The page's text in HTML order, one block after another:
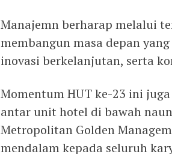
Manajemn berharap melalui
membangun masa depan
inovasi berkelanjutan, serta
Momentum HUT ke-23 ini
antar unit hotel di bawah
Metropolitan Golden
mendalam kepada seluruh